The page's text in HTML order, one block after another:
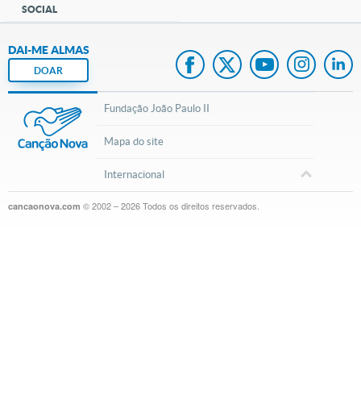
SOCIAL
DAI-ME ALMAS
DOAR
Fundação João Paulo II
Mapa do site
Internacional
cancaonova.com © 2002 – 2026Todos os direitos reservados.